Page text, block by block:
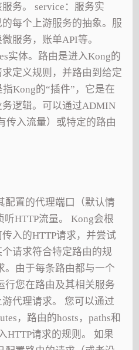
务。 service：服务实
每个上游服务的抽象。服
服务，账单API等。
实体。路由是进入Kong的
定义规则，并路由到给定
Kong的“插件”，它是在
逻辑。可以通过ADMIN
传入流量）或特定的路由
配置的代理端口（默认情
HTTP流量。 Kong会根
入的HTTP请求，并尝试
请求符合特定路由的规
。由于每条路由都与一个
行您在路由及其相关服务
代理请求。 您可以通过
，路由的hosts，paths和
HTTP请求的规则。 如果